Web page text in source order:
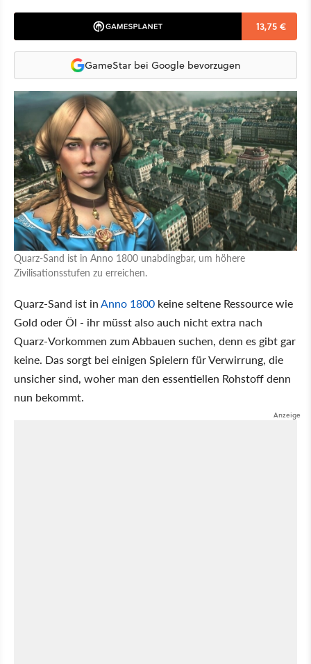
13,75 €
GameStar bei Google bevorzugen
Quarz-Sand ist in Anno 1800 unabdingbar, um höhere
Zivilisationsstufen zu erreichen.
Quarz-Sand ist inAnno 1800 keine seltene Ressource wie
Gold oder Öl - ihr müsst also auch nicht extra nach
Quarz-Vorkommen zum Abbauen suchen, denn es gibt gar
keine. Das sorgt bei einigen Spielern für Verwirrung, die
unsicher sind, woher man den essentiellen Rohstoff denn
nun bekommt.